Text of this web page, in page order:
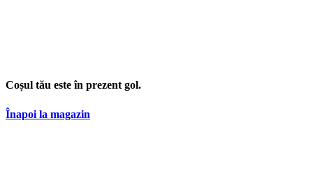
Coșul tău este în prezent gol.
Înapoi la magazin